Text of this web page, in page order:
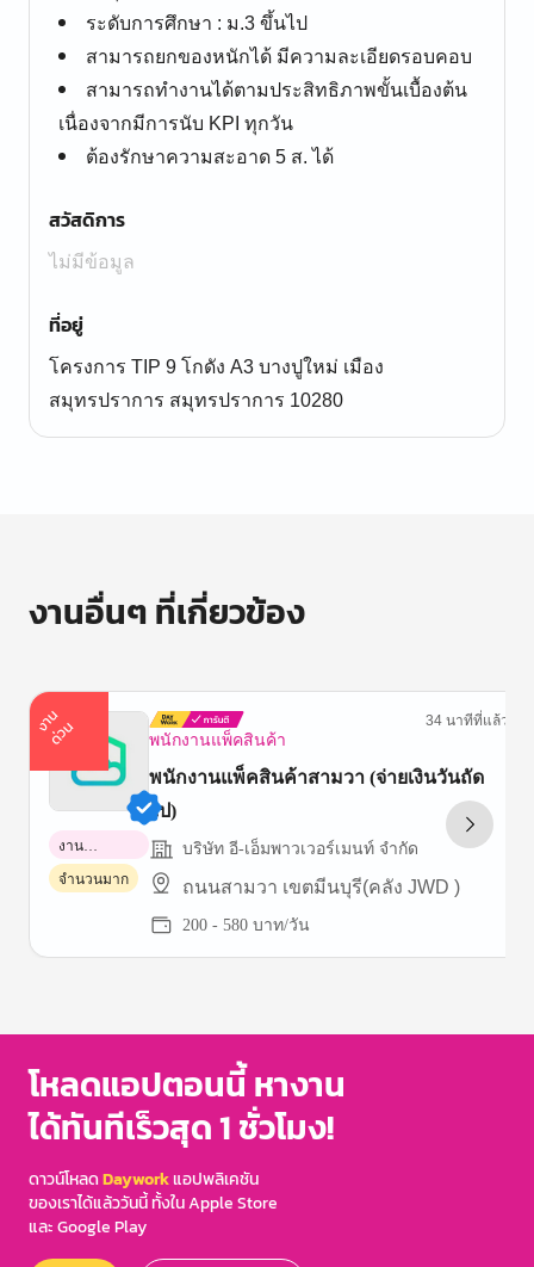
ระดับการศึกษา : ม.3 ขึ้นไป
สามารถยกของหนักได้ มีความละเอียดรอบคอบ
สามารถทำงานได้ตามประสิทธิภาพขั้นเบื้องต้น
เนื่องจากมีการนับ KPI ทุกวัน
ต้องรักษาความสะอาด 5 ส. ได้
สวัสดิการ
ไม่มีข้อมูล
ที่อยู่
โครงการ TIP 9 โกดัง A3 บางปูใหม่ เมือง
สมุทรปราการ สมุทรปราการ 10280
งานอื่นๆ ที่เกี่ยวข้อง
ง
า
น
ด่
ว
น พนักงานแพ็คสินค้า
34 นาทีที่แล้ว
พนักงานแพ็คสินค้าสามวา (จ่ายเงินวันถัด
ไป)
บริษัท อี-เอ็มพาวเวอร์เมนท์ จำกัด
ถนนสามวา เขตมีนบุรี(คลัง JWD )
200 - 580 บาท/วัน
งาน
พาร์ทไทม์
จำนวนมาก
of
โหลดแอปตอนนี้ หางาน
ได้ทันทีเร็วสุด 1 ชั่วโมง!
ดาวน์โหลดDayworkแอปพลิเคชัน
ของเราได้แล้ววันนี้ ทั้งใน Apple Store
และ Google Play